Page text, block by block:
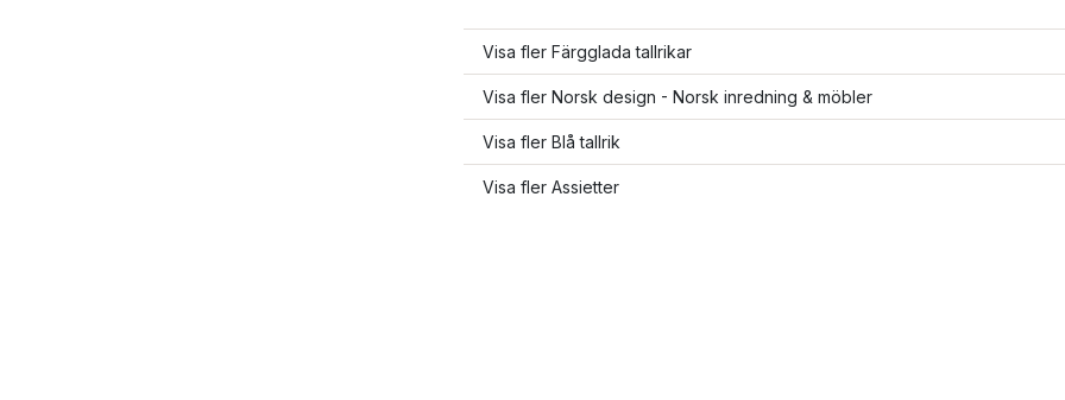
Visa fler Färgglada tallrikar
Visa fler Norsk design - Norsk inredning & möbler
Visa fler Blå tallrik
Visa fler Assietter